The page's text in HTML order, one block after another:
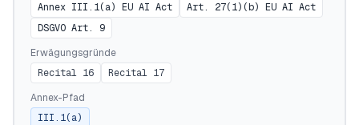
Annex III.1(a) EU AI Act
Art. 27(1)(b) EU AI Act
DSGVO Art. 9
Erwägungsgründe
Recital 16
Recital 17
Annex-Pfad
III.1(a)